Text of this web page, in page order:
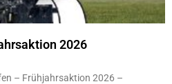
2026
– Frühjahrsaktion 2026 –